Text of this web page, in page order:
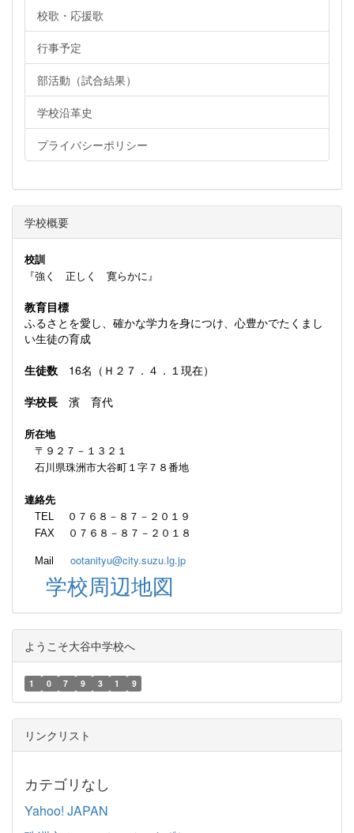
校歌・応援歌
行事予定
部活動（試合結果）
学校沿革史
プライバシーポリシー
学校概要
校訓
『強く 正しく 寛らかに』
教育目標
ふるさとを愛し、確かな学力を身につけ、心豊かでたくまし
い生徒の育成
生徒数 16名（Ｈ２７．４．１現在）
学校長 濱 育代
所在地
〒９２７－１３２１
石川県珠洲市大谷町１字７８番地
連絡先
TEL ０７６８－８７－２０１９
FAX ０７６８－８７－２０１８
Mail ootanityu@city.suzu.lg.jp
学校周辺地図
ようこそ大谷中学校へ
1 0 7 9 3 1 9
リンクリスト
カテゴリなし
Yahoo! JAPAN